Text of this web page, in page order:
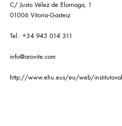
C/ Justo Vélez de Elorriaga, 1
01006 Vitoria-Gasteiz
Tel.: +34 945 014 311
info@arovite.com
http://www.ehu.eus/eu/web/